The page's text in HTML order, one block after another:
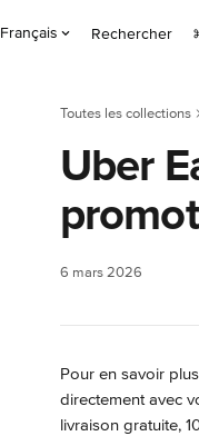
Français Rechercher
Toutes les collections
Uber
6 mars 2026
Pour en savoir
directement avec
livraison gratuite,